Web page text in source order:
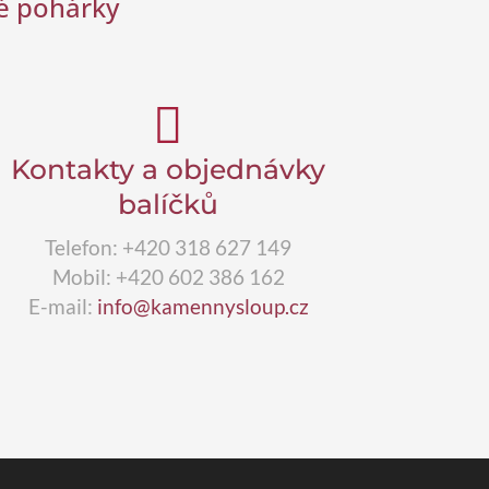
pohárky

Kontakty a objednávky
balíčků
Telefon: +420 318 627 149
Mobil: +420 602 386 162
E-mail: info@kamennysloup.cz